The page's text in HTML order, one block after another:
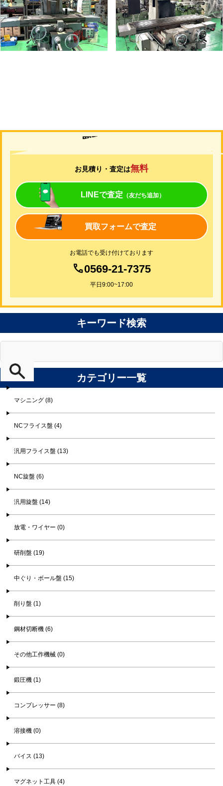
メーカー 静岡
形 式VHR-A
年 式1989
メーカー 山崎技研
形 式 YZ-75
年 式1992
買取について
お見積り・査定は無料
LINEで査定 （友だち追加）
買取フォームで査定
お電話でも受け付けております
0569-21-7375
平日9:00~17:00
キーワード検索
カテゴリー一覧
マシニング (8)
NCフライス盤 (4)
汎用フライス盤 (13)
NC旋盤 (6)
汎用旋盤 (14)
放電・ワイヤー (0)
研削盤 (19)
中ぐり・ボール盤 (15)
削り盤 (1)
鋼材切断機 (6)
その他工作機械 (0)
鍛圧機 (1)
コンプレッサー (8)
溶接機 (0)
バイス (13)
マグネット工具 (4)